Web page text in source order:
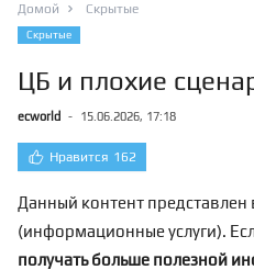
Домой Скрытые
Скрытые
ЦБ и плохие
ecworld - 15.06.2026, 17:18
Нравится 162
Данный контент представлен
(информационные услуги).
получать больше полезной